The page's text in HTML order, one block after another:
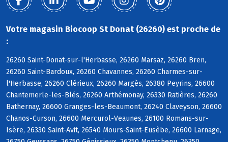
Votre magasin Biocoop St Donat (26260) est proche de
:
26260 Saint-Donat-sur-l'Herbasse, 26260 Marsaz, 26260 Bren,
26260 Saint-Bardoux, 26260 Chavannes, 26260 Charmes-sur-
l'Herbasse, 26260 Clérieux, 26260 Margès, 26380 Peyrins, 26600
Chantemerle-les-Blés, 26260 Arthémonay, 26330 Ratières, 26260
Bathernay, 26600 Granges-les-Beaumont, 26240 Claveyson, 26600
Chanos-Curson, 26600 Mercurol-Veaunes, 26100 Romans-sur-
Isère, 26330 Saint-Avit, 26540 Mours-Saint-Eusèbe, 26600 Larnage,